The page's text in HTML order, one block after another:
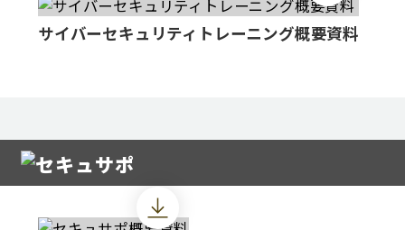
サイバーセキュリティトレーニング概要資料